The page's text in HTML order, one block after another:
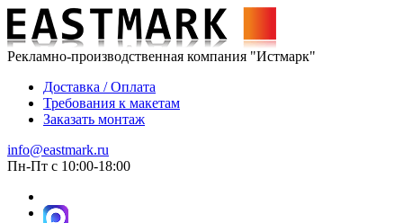
Рекламно-производственная компания "Истмарк"
Доставка / Оплата
Требования к макетам
Заказать монтаж
info@eastmark.ru
Пн-Пт с 10:00-18:00